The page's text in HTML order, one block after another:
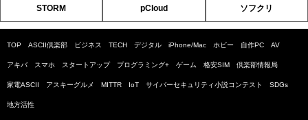
STORM pCloud ソフクリ
TOP ASCII倶楽部 ビジネス TECH デジタル iPhone/Mac ホビー 自作PC AV
アキバ スマホ スタートアップ プログラミング+ ゲーム 格安SIM 倶楽部情報局
家電ASCII アスキーグルメ MITTR IoT サイバーセキュリティ小説コンテスト SDGs
地方活性